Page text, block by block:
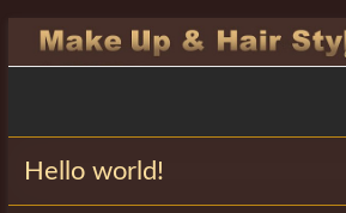
Zum
Inhalt
Penirschke
Visagistin
Hello world!